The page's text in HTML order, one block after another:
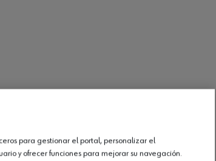
para gestionar el portal, personalizar el
y ofrecer funciones para mejorar su navegación.